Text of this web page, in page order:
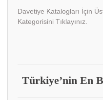
Davetiye Katalogları İçin
Kategorisini Tıklayınız.
Türkiye’nin En